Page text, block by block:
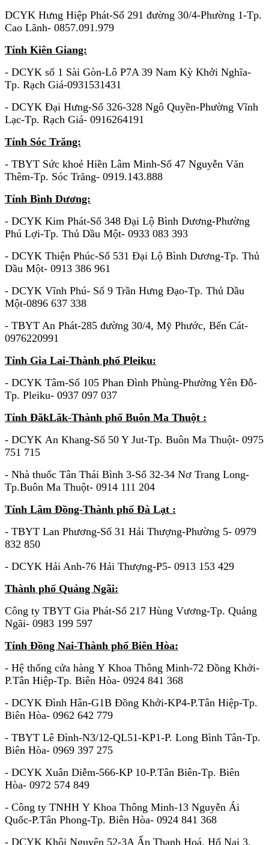
DCYK Hưng Hiệp Phát-Số 291 đường 30/4-Phường 1-Tp.
Cao Lãnh- 0857.091.979
Tỉnh Kiên Giang:
- DCYK số 1 Sài Gòn-Lô P7A 39 Nam Kỳ Khởi Nghĩa-
Tp. Rạch Giá-0931531431
- DCYK Đại Hưng-Số 326-328 Ngô Quyền-Phường Vĩnh
Lạc-Tp. Rạch Giá- 0916264191
Tỉnh Sóc Trăng:
- TBYT Sức khoẻ Hiền Lâm Minh-Số 47 Nguyễn Văn
Thêm-Tp. Sóc Trăng- 0919.143.888
Tỉnh Bình Dương:
- DCYK Kim Phát-Số 348 Đại Lộ Bình Dương-Phường
Phú Lợi-Tp. Thủ Dầu Một- 0933 083 393
- DCYK Thiện Phúc-Số 531 Đại Lộ Bình Dương-Tp. Thủ
Dầu Một- 0913 386 961
- DCYK Vĩnh Phú- Số 9 Trần Hưng Đạo-Tp. Thủ Dầu
Một-0896 637 338
- TBYT An Phát-285 đường 30/4, Mỹ Phước, Bến Cát-
0976220991
Tỉnh Gia Lai-Thành phố Pleiku:
- DCYK Tâm-Số 105 Phan Đình Phùng-Phường Yên Đỗ-
Tp. Pleiku- 0937 097 037
Tỉnh ĐăkLăk-Thành phố Buôn Ma Thuột :
- DCYK An Khang-Số 50 Y Jut-Tp. Buôn Ma Thuột- 0975
751 715
- Nhà thuốc Tân Thái Bình 3-Số 32-34 Nơ Trang Long-
Tp.Buôn Ma Thuột- 0914 111 204
Tỉnh Lâm Đồng-Thành phố Đà Lạt :
- TBYT Lan Phương-Số 31 Hải Thượng-Phường 5- 0979
832 850
- DCYK Hải Anh-76 Hải Thượng-P5- 0913 153 429
Thành phố Quảng Ngãi:
Công ty TBYT Gia Phát-Số 217 Hùng Vương-Tp. Quảng
Ngãi- 0983 199 597
Tỉnh Đồng Nai-Thành phố Biên Hòa:
- Hệ thống cửa hàng Y Khoa Thông Minh-72 Đồng Khởi-
P.Tân Hiệp-Tp. Biên Hòa- 0924 841 368
- DCYK Đình Hân-G1B Đồng Khởi-KP4-P.Tân Hiệp-Tp.
Biên Hòa- 0962 642 779
- TBYT Lê Đình-N3/12-QL51-KP1-P. Long Bình Tân-Tp.
Biên Hòa- 0969 397 275
- DCYK Xuân Diễm-566-KP 10-P.Tân Biên-Tp. Biên
Hòa- 0972 574 849
- Công ty TNHH Y Khoa Thông Minh-13 Nguyễn Ái
Quốc-P.Tân Phong-Tp. Biên Hòa- 0924 841 368
- DCYK Khôi Nguyên 52-3A Ấp Thanh Hoá, Hố Nai 3,